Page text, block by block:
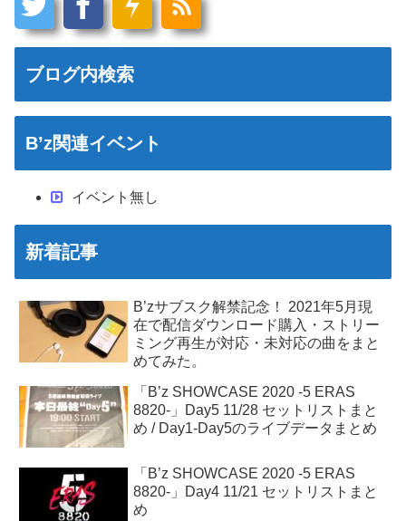
ブログ内検索
B’z関連イベント
イベント無し
新着記事
B’zサブスク解禁記念！ 2021年5月現
在で配信ダウンロード購入・ストリー
ミング再生が対応・未対応の曲をまと
めてみた。
「B’z SHOWCASE 2020 -5 ERAS
8820-」Day5 11/28 セットリストまと
め / Day1-Day5のライブデータまとめ
「B’z SHOWCASE 2020 -5 ERAS
8820-」Day4 11/21 セットリストまと
め